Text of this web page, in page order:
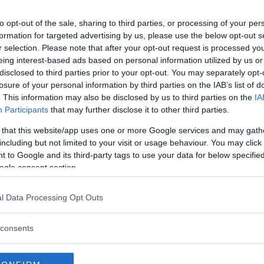
opt-out of the sale, sharing to third parties, or processing of your
for targeted advertising by us, please use the below opt-out
selection. Please note that after your opt-out request is processed
interest-based ads based on personal information utilized by us
to third parties prior to your opt-out. You may separately
of your personal information by third parties on the IAB’s list of
This information may also be disclosed by us to third parties on the
Participants that may further disclose it to other third parties.
that this website/app uses one or more Google services and may
but not limited to your visit or usage behaviour. You may
to Google and its third-party tags to use your data for below
consent section.
Data Processing Opt Outs
Commenti
Sezioni Principali
Il MUSMA illustra la storia della scultura italiana
e internazionale dalla fine del 1800 a oggi con
un ricco corpus di opere: sculture, ceramiche,
medaglie, gioielli, disegni, opere grafiche, libri
Commento
Il MUSMA è il più importante museo italiano
interamente dedicato alla scultura. Inserito